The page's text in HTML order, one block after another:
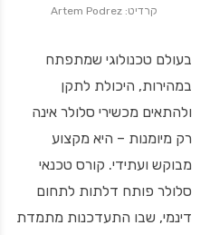
קרדיט: Artem Podrez
בעולם טכנולוגי שמתפתח
במהירות, היכולת לתקן
ולהתאים מכשירי סלולר אינה
רק מיומנות – היא מקצוע
מבוקש ועתידי. קורס טכנאי
סלולר פותח דלתות לתחום
דינמי, שבו התעדכנות מתמדת